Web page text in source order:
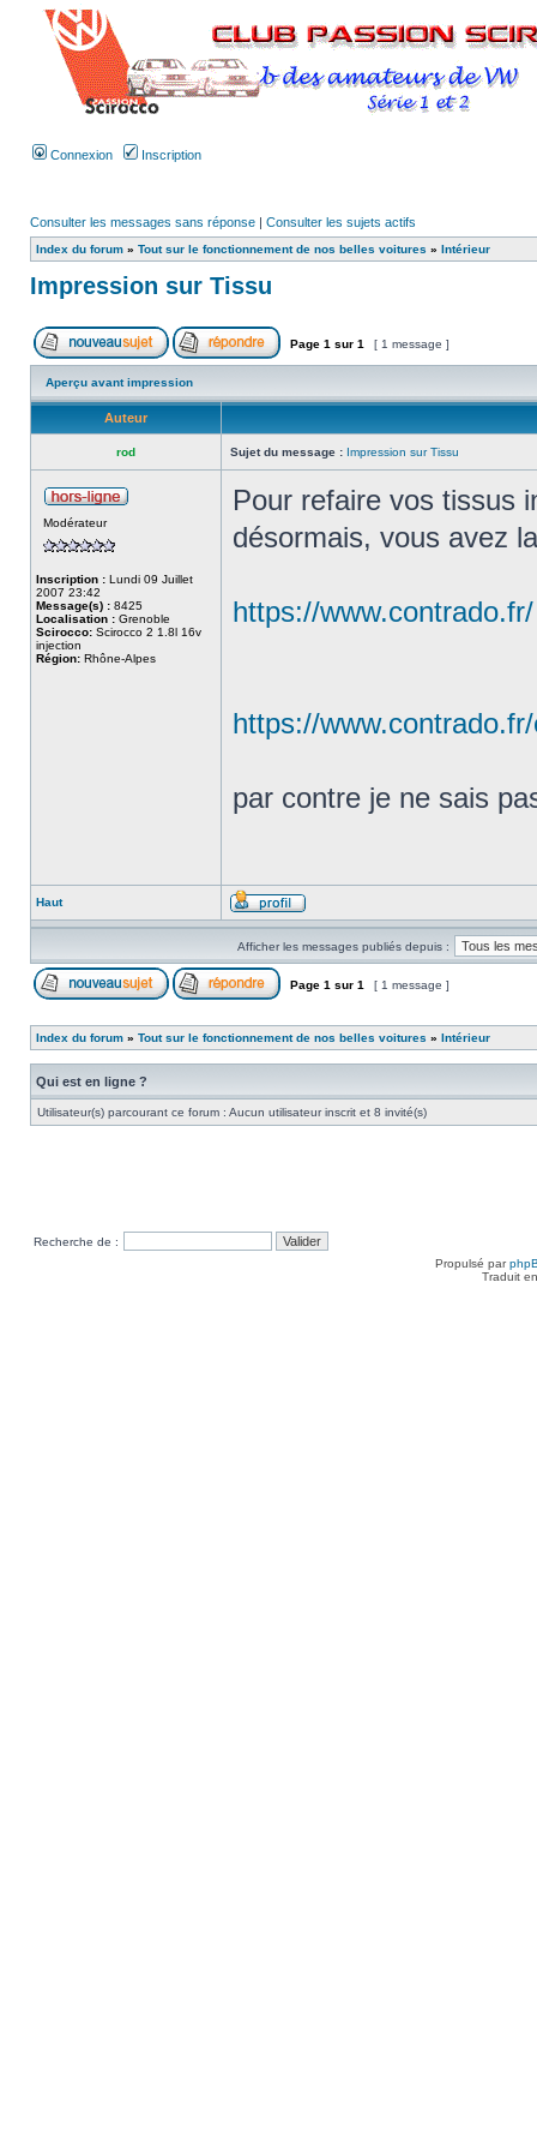
Connexion Inscription
Consulter les messages sans réponse | Consulter les sujets actifs
Index du forum » Tout sur le fonctionnement de nos belles voitures » Intérieur
Impression sur Tissu
Page 1 sur 1 [ 1 message ]
Aperçu avant impression
Auteur
rod Sujet du message : Impression sur Tissu
Modérateur
Inscription : Lundi 09 Juillet
2007 23:42
Message(s) : 8425
Localisation : Grenoble
Scirocco: Scirocco 2 1.8l 16v
injection
Région: Rhône-Alpes
Pour refaire vos tissus
désormais, vous avez
https://www.contrado.fr/
https://
par contre je ne sais
Haut
Afficher les messages publiés depuis :
Page 1 sur 1 [ 1 message ]
Index du forum » Tout sur le fonctionnement de nos belles voitures » Intérieur
Qui est en ligne ?
Utilisateur(s) parcourant ce forum : Aucun utilisateur inscrit et 8 invité(s)
Recherche de :
Propulsé par
Traduit